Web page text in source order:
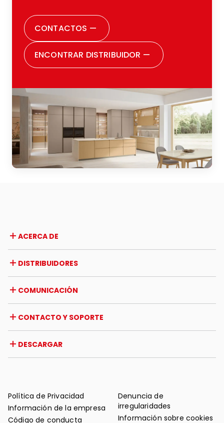
CONTACTOS —
ENCONTRAR DISTRIBUIDOR —
ACERCA DE
Premios y reconocimientos
Oportunidades de trabajo
Certificaciones
DISTRIBUIDORES
Extranjero
Iniciativas de distribuidores
COMUNICACIÓN
Noticias
Reseña de prensa
CONTACTO Y SOPORTE
Garantía
Soporte post-venta
DESCARGAR
Política de Privacidad
Información de la empresa
Código de conducta
Denuncia de
irregularidades
Información sobre cookies